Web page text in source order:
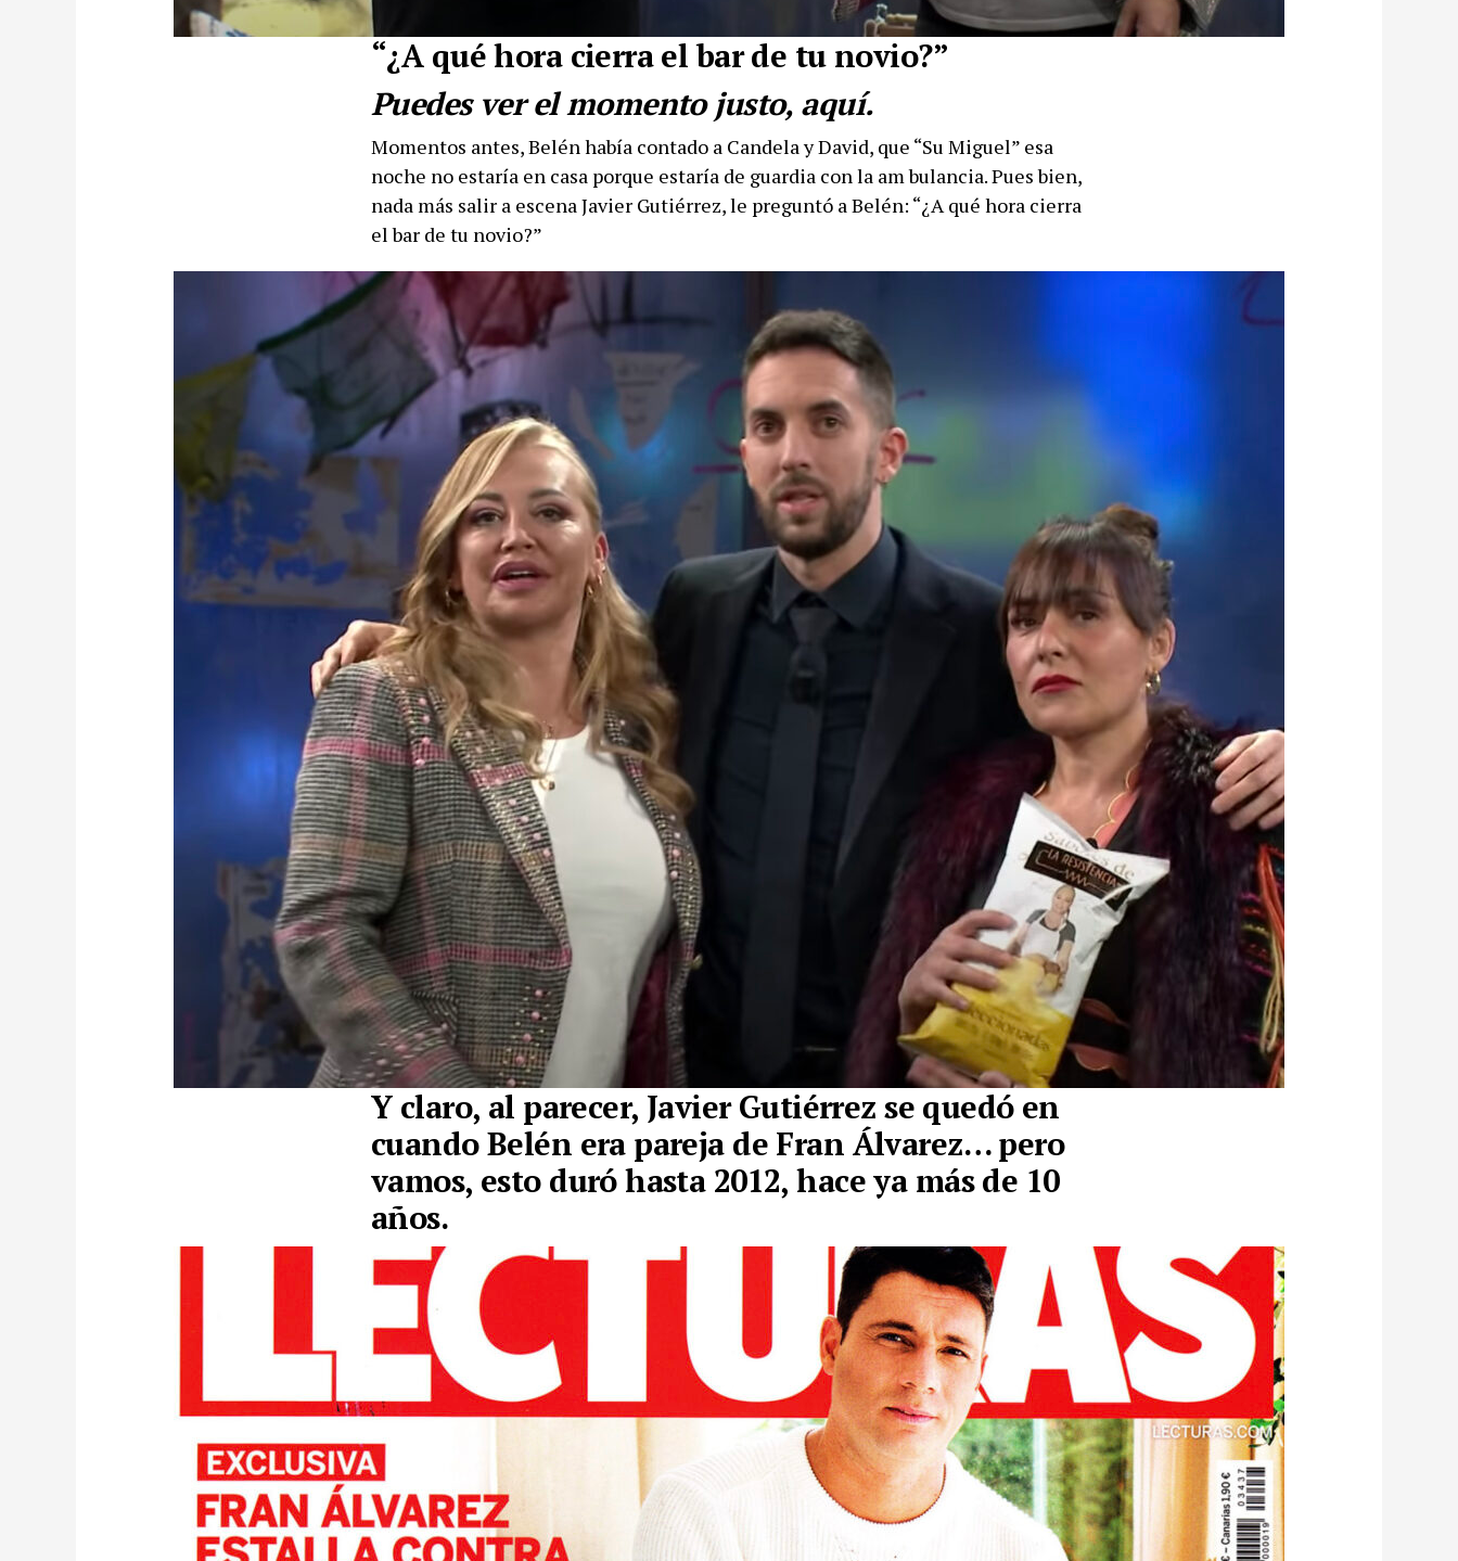
“¿A qué hora cierra el bar de tu novio?”
Puedes ver el momento justo, aquí.
Momentos antes, Belén había contado a Candela y David, que “Su Miguel” esa
noche no estaría en casa porque estaría de guardia con la am bulancia. Pues bien,
nada más salir a escena Javier Gutiérrez, le preguntó a Belén: “¿A qué hora cierra
el bar de tu novio?”
Y claro, al parecer, Javier Gutiérrez se quedó en
cuando Belén era pareja de Fran Álvarez… pero
vamos, esto duró hasta 2012, hace ya más de 10
años.